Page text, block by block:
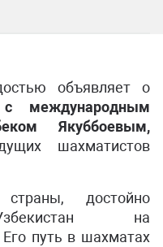
объявляет о
с международным
Якуббоевым,
шахматистов
достойно
на
путь в шахматах